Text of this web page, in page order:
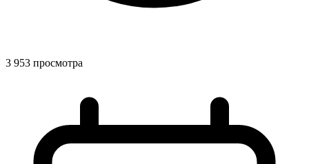
3 953 просмотра